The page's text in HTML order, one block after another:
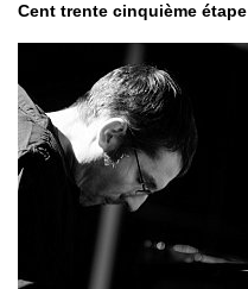
Cent trente cinquième étape